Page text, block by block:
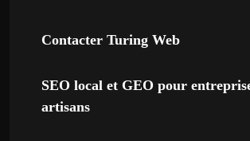
Contacter Turing Web
SEO local et GEO pour
artisans